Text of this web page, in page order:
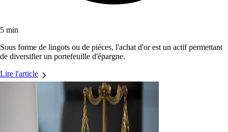
5 min
Sous forme de lingots ou de pièces, l'achat d'or est un actif permettant
de diversifier un portefeuille d'épargne.
Lire l'article